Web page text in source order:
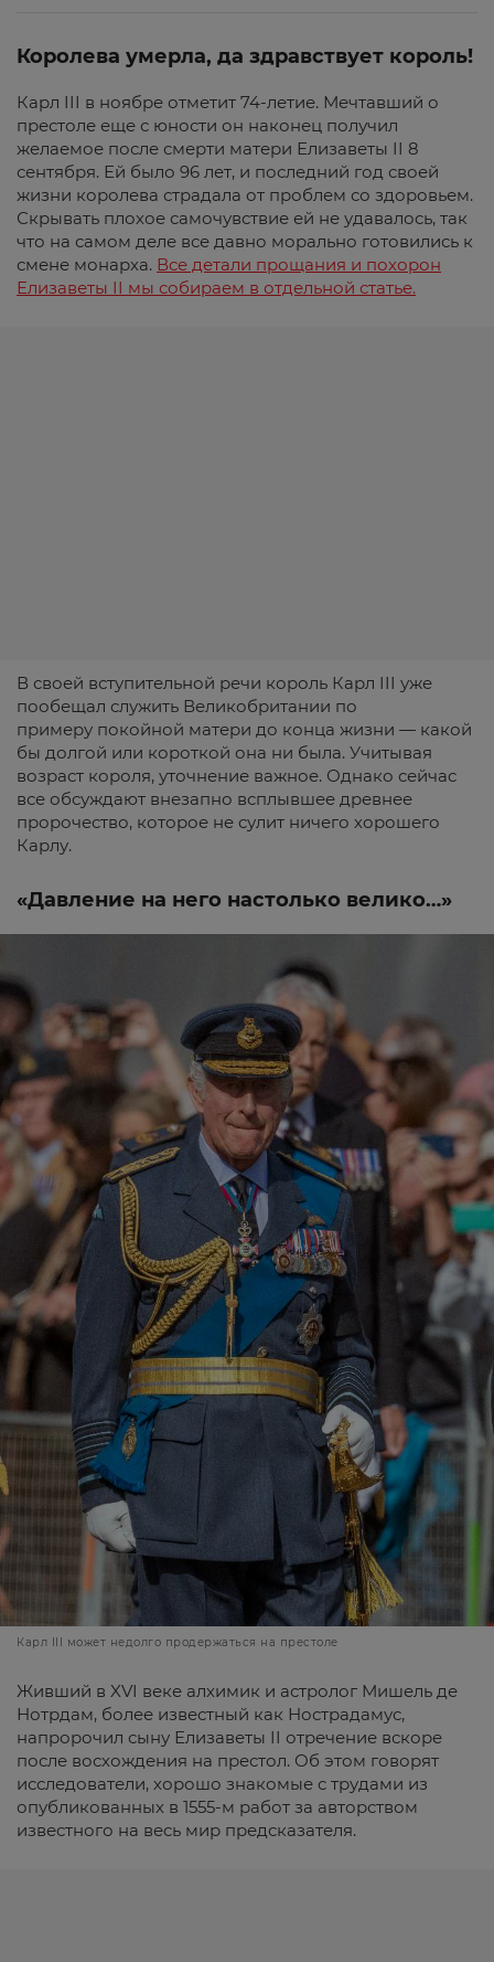
Королева умерла, да здравствует король!
Карл III в ноябре отметит 74-летие. Мечтавший о
престоле еще с юности он наконец получил
желаемое после смерти матери Елизаветы II 8
сентября. Ей было 96 лет, и последний год своей
жизни королева страдала от проблем со здоровьем.
Скрывать плохое самочувствие ей не удавалось, так
что на самом деле все давно морально готовились к
смене монарха. Все детали прощания и похорон
Елизаветы II мы собираем в отдельной статье.
В своей вступительной речи король Карл III уже
пообещал служить Великобритании по
примеру покойной матери до конца жизни — какой
бы долгой или короткой она ни была. Учитывая
возраст короля, уточнение важное. Однако сейчас
все обсуждают внезапно всплывшее древнее
пророчество, которое не сулит ничего хорошего
Карлу.
«Давление на него настолько велико…»
Карл III может недолго продержаться на престоле
Живший в XVI веке алхимик и астролог Мишель де
Нотрдам, более известный как Нострадамус,
напророчил сыну Елизаветы II отречение вскоре
после восхождения на престол. Об этом говорят
исследователи, хорошо знакомые с трудами из
опубликованных в 1555-м работ за авторством
известного на весь мир предсказателя.